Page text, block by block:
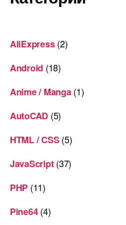
AliExpress(2)
Android (18)
Anime / Manga (1)
AutoCAD (5)
HTML / CSS(5)
JavaScript(37)
PHP (11)
Pine64(4)